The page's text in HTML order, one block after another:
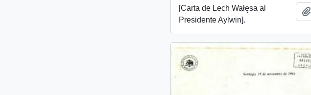
[Carta de Lech Wałęsa al
Presidente Aylwin].